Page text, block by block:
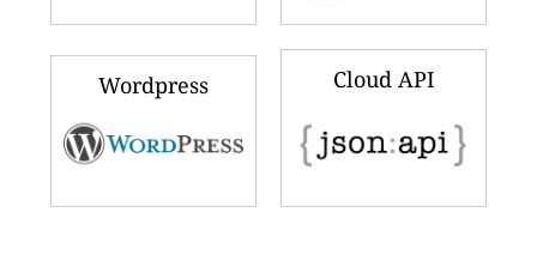
Wordpress Cloud API